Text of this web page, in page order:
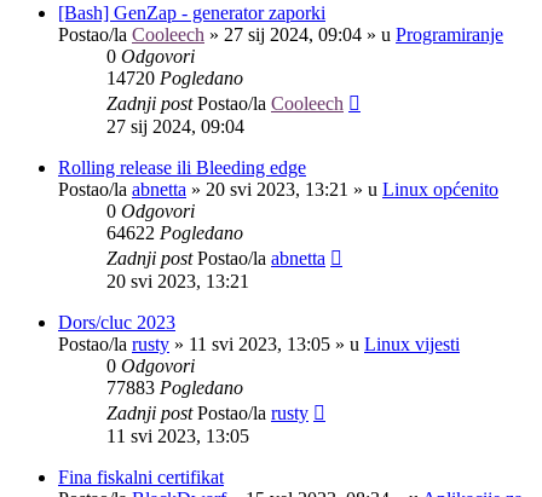
[Bash] GenZap - generator zaporki
Postao/la Cooleech » 27 sij 2024, 09:04 » u Programiranje
0 Odgovori
14720 Pogledano
Zadnji postPostao/la Cooleech
27 sij 2024, 09:04
Rolling release ili Bleeding edge
Postao/la abnetta » 20 svi 2023, 13:21 » u Linux općenito
0 Odgovori
64622 Pogledano
Zadnji postPostao/la abnetta
20 svi 2023, 13:21
Dors/cluc 2023
Postao/la rusty » 11 svi 2023, 13:05 » u Linux vijesti
0 Odgovori
77883 Pogledano
Zadnji postPostao/la rusty
11 svi 2023, 13:05
Fina fiskalni certifikat